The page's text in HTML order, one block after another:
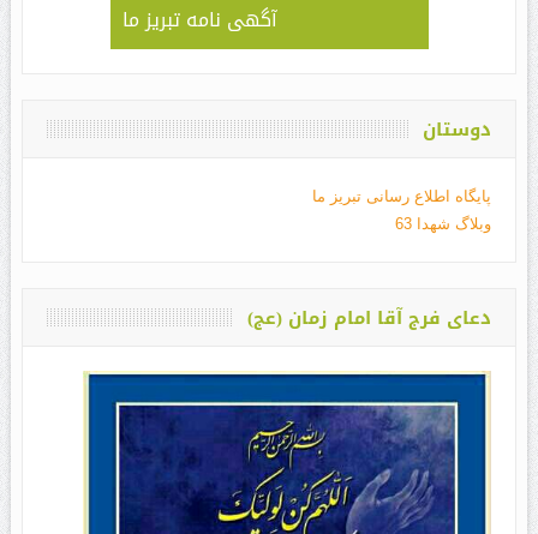
آگهی نامه تبریز ما
دوستان
پایگاه اطلاع رسانی تبریز ما
وبلاگ شهدا 63
دعای فرج آقا امام زمان (عج)